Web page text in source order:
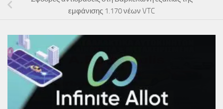
εμφάνισης 1.170 νέων VTC